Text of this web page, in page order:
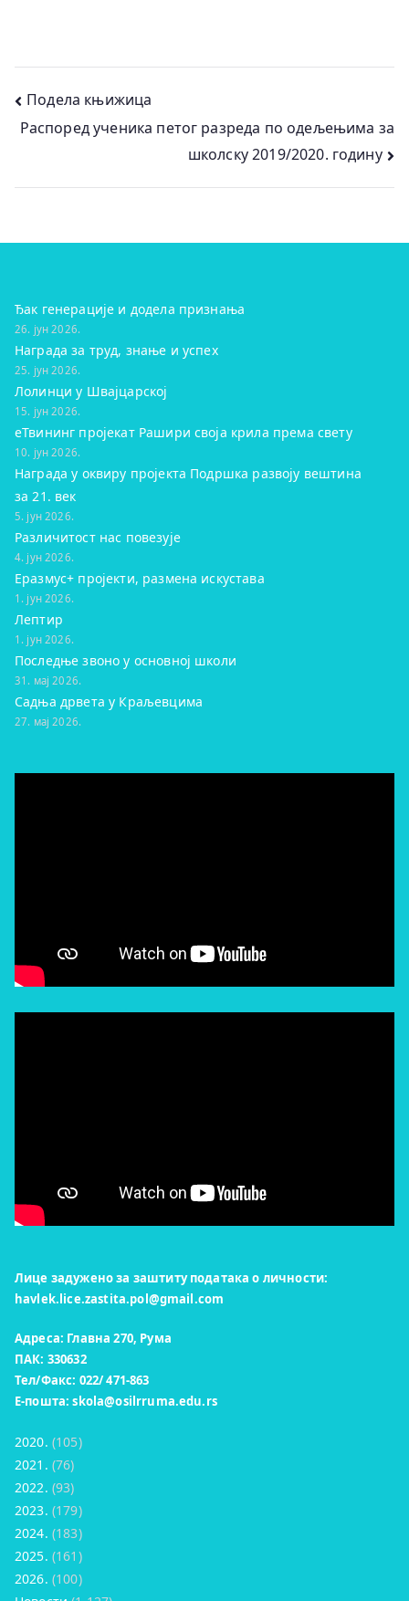
Кретање
чланка
Подела књижица
Распоред ученика петог разреда по одељењима за
школску 2019/2020. годину
Ђак генерације и додела признања
26. јун 2026.
Награда за труд, знање и успех
25. јун 2026.
Лолинци у Швајцарској
15. јун 2026.
eТвининг пројекат Рашири своја крила према свету
10. јун 2026.
Награда у оквиру пројекта Подршка развоју вештина
за 21. век
5. јун 2026.
Различитост нас повезује
4. јун 2026.
Еразмус+ пројекти, размена искустава
1. јун 2026.
Лептир
1. јун 2026.
Последње звоно у основној школи
31. мај 2026.
Садња дрвета у Краљевцима
27. мај 2026.
Лице задужено за заштиту података о личности:
havlek.lice.zastita.pol@gmail.com
Адреса: Главна 270, Рума
ПАК: 330632
Тел/Факс: 022/ 471-863
Е-пошта:skola@osilrruma.edu.rs
2020. (105)
2021. (76)
2022. (93)
2023. (179)
2024. (183)
2025. (161)
2026. (100)